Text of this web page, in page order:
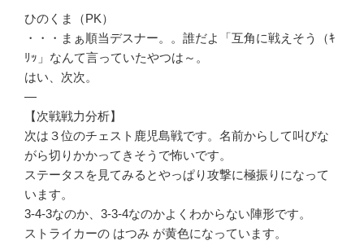
ひのくま（PK）
・・・まぁ順当デスナー。。誰だよ「互角に戦えそう（ｷ
ﾘｯ」なんて言っていたやつは～。
はい、次次。
—
【次戦戦力分析】
次は３位のチェスト鹿児島戦です。名前からして叫びな
がら切りかかってきそうで怖いです。
ステータスを見てみるとやっぱり攻撃に極振りになって
います。
3-4-3なのか、3-3-4なのかよくわからない陣形です。
ストライカーの はつみ が黄色になっています。